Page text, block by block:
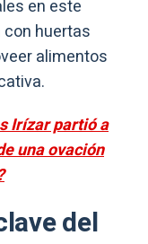
en este
huertas
alimentos
Irízar partió a
una ovación
del